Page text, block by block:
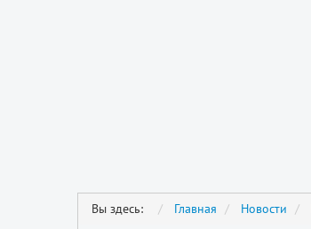
Вы здесь: Главная Новости